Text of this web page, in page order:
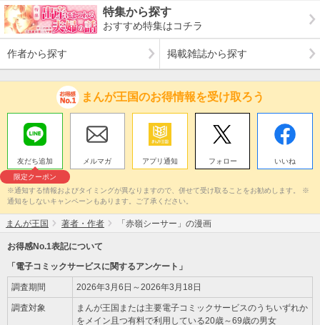
特集から探す
おすすめ特集はコチラ
作者から探す 掲載雑誌から探す
まんが王国のお得情報を受け取ろう
友だち追加
限定クーポン
メルマガ アプリ通知 フォロー いいね
※通知する情報およびタイミングが異なりますので、併せて受け取ることをお勧めします。 ※
通知をしないキャンペーンもあります。ご了承ください。
まんが王国 著者・作者 「赤嶺シーサー」の漫画
お得感No.1表記について
「電子コミックサービスに関するアンケート」
調査期間 2026年3月6日～2026年3月18日
調査対象
まんが王国または主要電子コミックサービスのうちいずれか
をメイン且つ有料で利用している20歳～69歳の男女